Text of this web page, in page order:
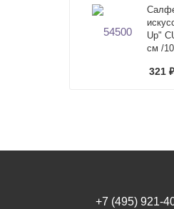
Up"
см /
321 ₽
+7 (495) 921-